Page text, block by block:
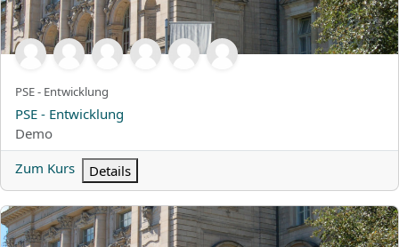
Kurzer Kursname
PSE - Entwicklung
Kursname
PSE - Entwicklung
Kursbereich
Demo
Zum Kurs
Details
PROMPTNET